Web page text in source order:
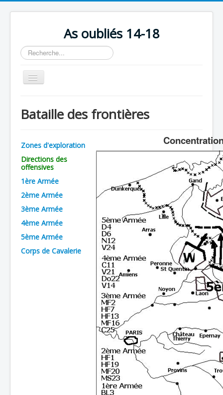
As oubliés 14-18
Rechercher
Basculer
la
Chronologie
Organisation
Avions
Personnels
Formation
Doctrines
Batailles
Les As
Bataille des frontières
Zones d'exploration
Directions des
offensives
1ère Armée
2ème Armée
3ème Armée
4ème Armée
5ème Armée
Corps de Cavalerie